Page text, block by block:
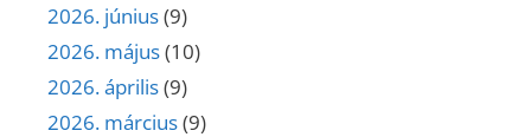
2026. június(9)
2026. május(10)
2026. április(9)
2026. március(9)